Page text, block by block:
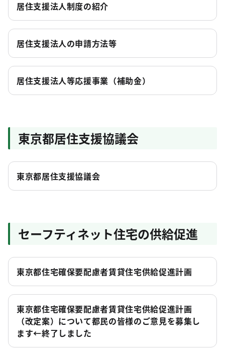
居住支援法人制度の紹介
居住支援法人の申請方法等
居住支援法人等応援事業（補助金）
東京都居住支援協議会
東京都居住支援協議会
セーフティネット住宅の供給促進
東京都住宅確保要配慮者賃貸住宅供給促進計画
東京都住宅確保要配慮者賃貸住宅供給促進計画
（改定案）について都民の皆様のご意見を募集し
ます←終了しました